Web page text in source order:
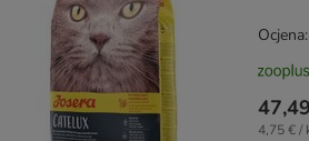
4,75 € /